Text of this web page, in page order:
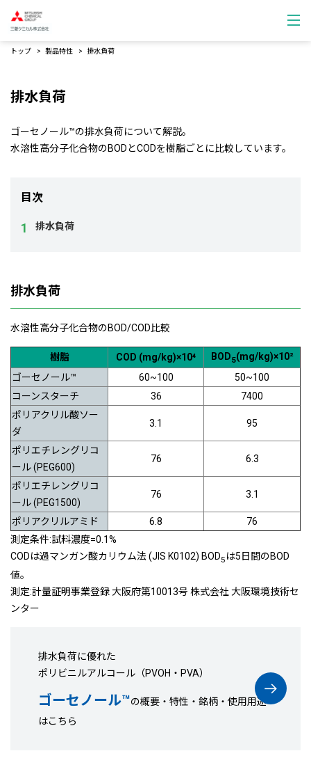
トップ 製品特性 排水負荷
排水負荷
ゴーセノール™の排水負荷について解説。
水溶性高分子化合物のBODとCODを樹脂ごとに比較しています。
目次
排水負荷
排水負荷
水溶性高分子化合物のBOD/COD比較
樹脂 COD (mg/kg)×10⁴ BOD5(mg/kg)×10²
ゴーセノール™
60~100
50~100
コーンスターチ
36
7400
ポリアクリル酸ソー
ダ
3.1 95
ポリエチレングリコ
ール (PEG600)
76 6.3
ポリエチレングリコ
ール (PEG1500)
76 3.1
ポリアクリルアミド 6.8
76
測定条件:試料濃度=0.1%
CODは過マンガン酸カリウム法 (JIS K0102) BOD5 は5日間のBOD
値。
測定:計量証明事業登録 大阪府第10013号 株式会社 大阪環境技術セ
ンター
排水負荷に優れた
ポリビニルアルコール（PVOH・PVA）
ゴーセノール™の概要・特性・銘柄・使用用途
はこちら